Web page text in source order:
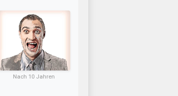
Nach 10 Jahren